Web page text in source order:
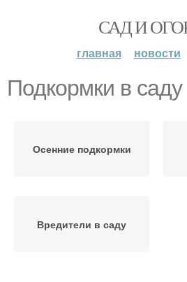
САД И
главная новости
Подкормки в саду
Осенние подкормки
Вредители в саду